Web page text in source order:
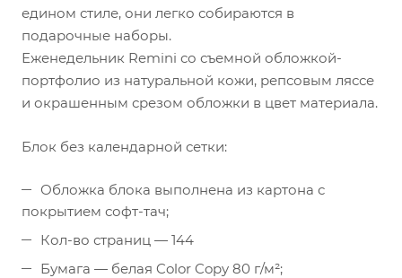
едином стиле, они легко собираются в
подарочные наборы.
Еженедельник Remini со съемной обложкой-
портфолио из натуральной кожи, репсовым ляссе
и окрашенным срезом обложки в цвет материала.
Блок без календарной сетки:
Обложка блока выполнена из картона с
покрытием софт-тач;
Кол-во страниц — 144
Бумага — белая Color Copy 80 г/м²;